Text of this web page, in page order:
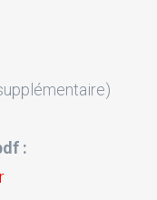
: